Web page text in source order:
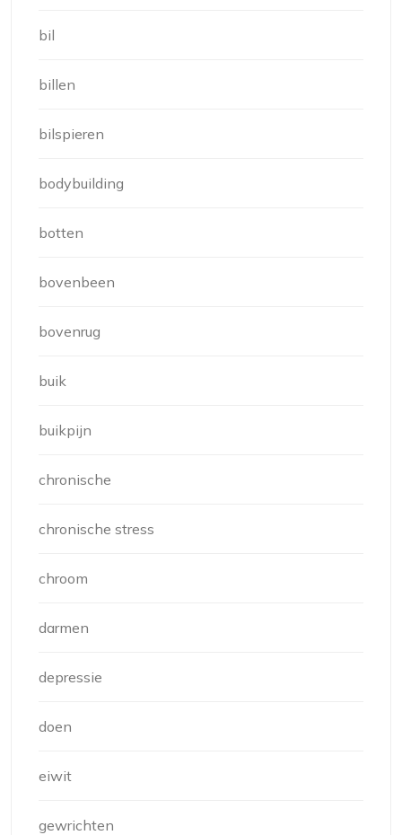
bil
billen
bilspieren
bodybuilding
botten
bovenbeen
bovenrug
buik
buikpijn
chronische
chronische stress
chroom
darmen
depressie
doen
eiwit
gewrichten